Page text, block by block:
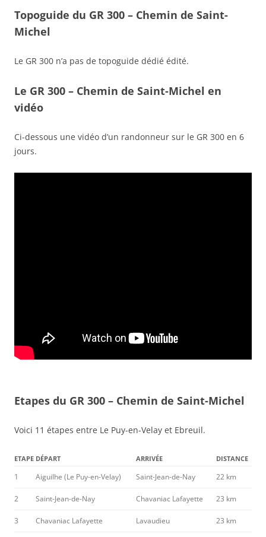
Topoguide du GR 300 – Chemin de Saint-
Michel
Le GR 300 n’a pas de topoguide dédié édité.
Le GR 300 – Chemin de Saint-Michel en
vidéo
Ci-dessous une vidéo d’un randonneur sur le GR 300 en 6
jours.
Etapes du GR 300 – Chemin de Saint-Michel
Voici 11 étapes entre Le Puy-en-Velay et Ebreuil.
ETAPE DÉPART ARRIVÉE DISTANCE
1 Aiguilhe (Le Puy-en-Velay) Saint-Jean-de-Nay 22 km
2 Saint-Jean-de-Nay Chavaniac Lafayette 23 km
3 Chavaniac Lafayette Lavaudieu 23 km